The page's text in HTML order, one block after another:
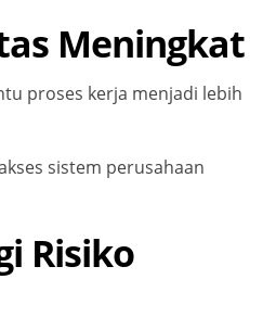
Meningkat
proses kerja menjadi lebih
sistem perusahaan
Risiko